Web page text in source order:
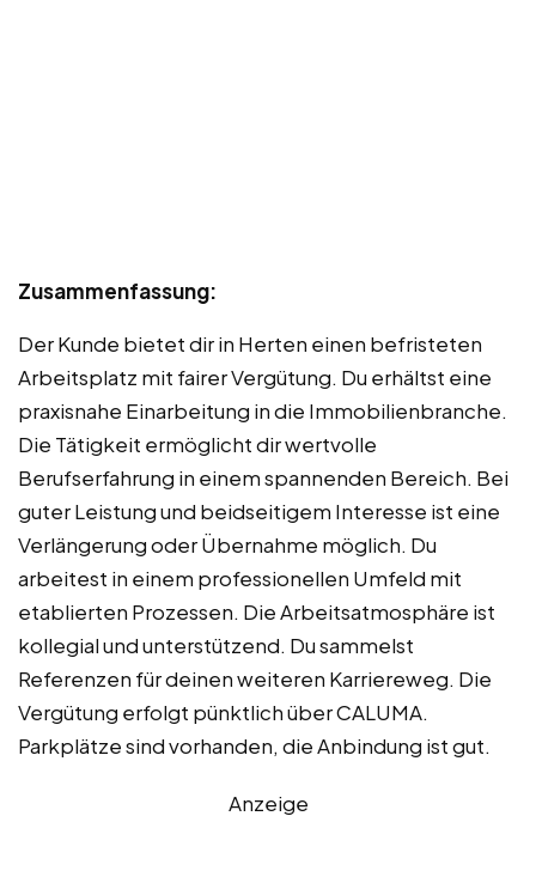
Zusammenfassung:
Der Kunde bietet dir in Herten einen befristeten
Arbeitsplatz mit fairer Vergütung. Du erhältst eine
praxisnahe Einarbeitung in die Immobilienbranche.
Die Tätigkeit ermöglicht dir wertvolle
Berufserfahrung in einem spannenden Bereich. Bei
guter Leistung und beidseitigem Interesse ist eine
Verlängerung oder Übernahme möglich. Du
arbeitest in einem professionellen Umfeld mit
etablierten Prozessen. Die Arbeitsatmosphäre ist
kollegial und unterstützend. Du sammelst
Referenzen für deinen weiteren Karriereweg. Die
Vergütung erfolgt pünktlich über CALUMA.
Parkplätze sind vorhanden, die Anbindung ist gut.
Anzeige